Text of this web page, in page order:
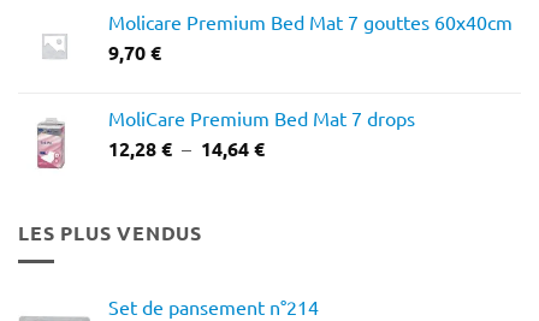
12,03 €
Molicare Premium Bed Mat 7 gouttes 60x40cm
9,70€
MoliCare Premium Bed Mat 7 drops
12,28€ – 14,64€Plage
LES PLUS VENDUS
Set de pansement n°214